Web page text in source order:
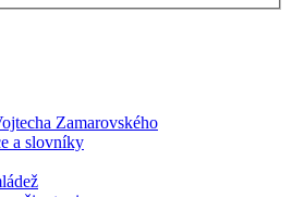
Zamarovského
a slovníky